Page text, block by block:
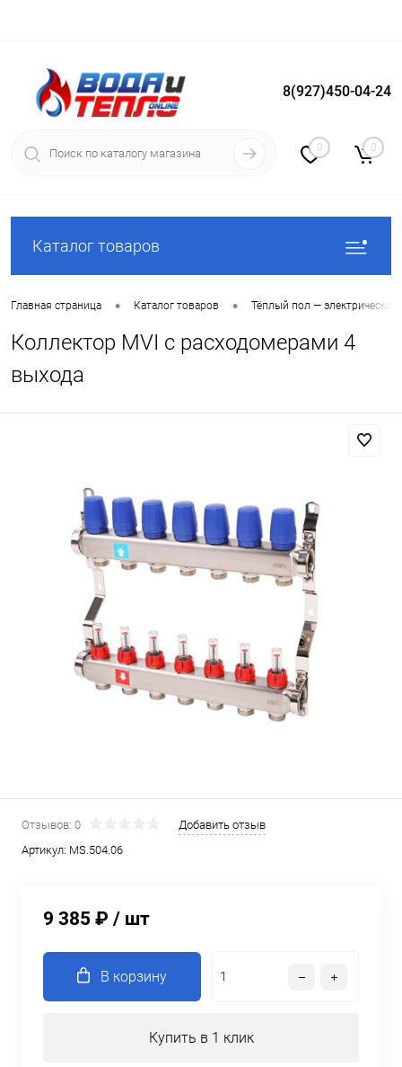
Вход Регистрация
8(927)450-04-24
0 0
Каталог товаров
Главная страница • Каталог товаров • Тёплый пол —
Коллектор MVI с расходомерами 4
выхода
Отзывов: 0
Добавить отзыв
Артикул: MS.504.06
9 385 ₽ / шт
В корзину
Купить в 1 клик